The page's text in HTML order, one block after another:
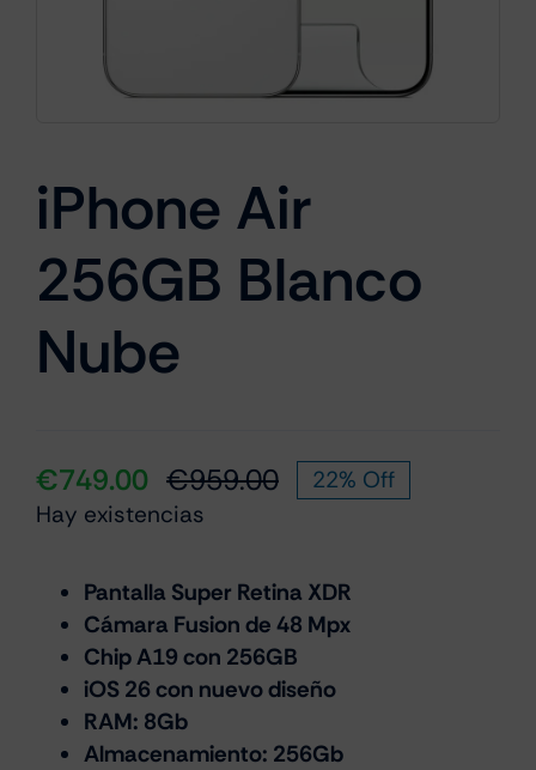
Cámaras
Marcas
iPhone Air
256GB Blanco
Nube
€959.00El
era:
€959.00.
€749.00
El
es:
€749.00.
22% Off
Hay existencias
Pantalla Super Retina XDR
Cámara Fusion de 48 Mpx
Chip A19 con 256GB
iOS 26 con nuevo diseño
RAM: 8Gb
Almacenamiento: 256Gb